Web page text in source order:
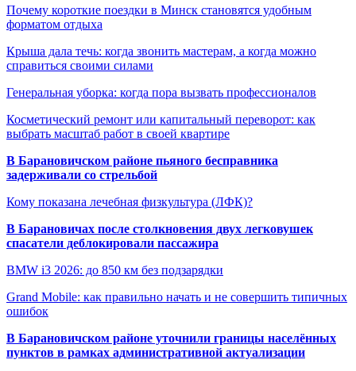
Почему короткие поездки в Минск становятся удобным
форматом отдыха
Крыша дала течь: когда звонить мастерам, а когда можно
справиться своими силами
Генеральная уборка: когда пора вызвать профессионалов
Косметический ремонт или капитальный переворот: как
выбрать масштаб работ в своей квартире
В Барановичском районе пьяного бесправника
задерживали со стрельбой
Кому показана лечебная физкультура (ЛФК)?
В Барановичах после столкновения двух легковушек
спасатели деблокировали пассажира
BMW i3 2026: до 850 км без подзарядки
Grand Mobile: как правильно начать и не совершить типичных
ошибок
В Барановичском районе уточнили границы населённых
пунктов в рамках административной актуализации